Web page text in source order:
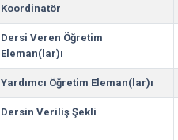
Koordinatör
Dersi Veren Öğretim
Eleman(lar)ı
Yardımcı Öğretim Eleman(lar)ı
Dersin Veriliş Şekli